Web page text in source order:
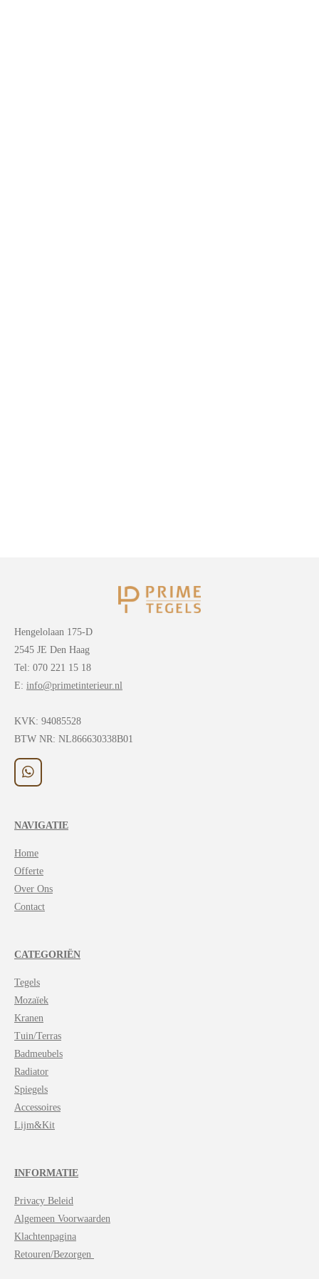
Hengelolaan 175-D
2545 JE Den Haag
Tel: 070 221 15 18
E: info@primetinterieur.nl
KVK: 94085528
BTW NR: NL866630338B01
W
h
s
p
p
NAVIGATIE
Home
Offerte
Over Ons
Contact
CATEGORIËN
Tegels
Mozaïek
Kranen
Tuin/Terras
Badmeubels
Radiator
Spiegels
Accessoires
Lijm&Kit
INFORMATIE
Privacy Beleid
Algemeen Voorwaarden
Klachtenpagina
Retouren/Bezorgen